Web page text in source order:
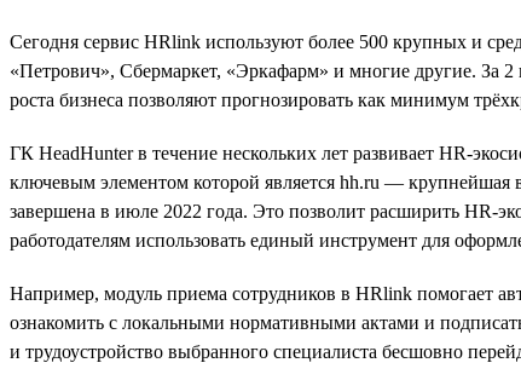
Сегодня сервис HRlink используют более 500 крупных и
«Петрович», Сбермаркет, «Эркафарм» и многие другие. За
роста бизнеса позволяют прогнозировать как минимум
ГК HeadHunter в течение нескольких лет развивает HR-
ключевым элементом которой является hh.ru —
завершена в июле 2022 года. Это позволит расширить HR-
работодателям использовать единый инструмент для
Например, модуль приема сотрудников в HRlink помогает
ознакомить с локальными нормативными актами и
и трудоустройство выбранного специалиста бесшовно